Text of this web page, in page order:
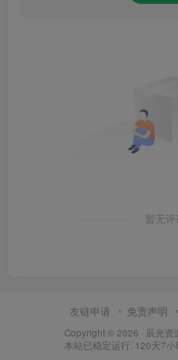
暂无
友链申请 免责声明
Copyright © 2026 · 辰光资
本站已稳定运行: 120天7